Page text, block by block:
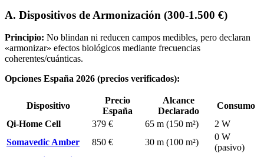
A. Dispositivos de Armonización (300-1.500 €)
Principio: No blindan ni reducen campos medibles, pero declaran
«armonizar» efectos biológicos mediante frecuencias
coherentes/cuánticas.
Opciones España 2026 (precios verificados):
Dispositivo
Precio
España
Alcance
Declarado
Consumo
Qi-Home Cell
379 € 65 m (150 m²)
2 W
Somavedic Amber
850 € 30 m (100 m²)
0 W
(pasivo)